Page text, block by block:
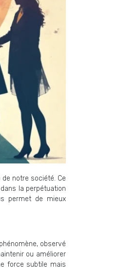
notre société. Ce
la perpétuation
permet de mieux
observé
ou améliorer
force subtile mais